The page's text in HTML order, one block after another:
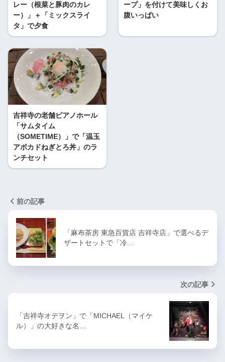
レー（根菜と豚肉のカレ
ー）」＋「ミックスライ
タ」で夕食
ープ」を付けて美味しくお
腹いっぱい
吉祥寺の老舗ピアノホール
「サムタイム
（SOMETIME）」で「温玉
アボカドねぎとろ丼」のラ
ンチセット
前の記事
「麻布茶房 東急百貨店 吉祥寺店」で選べるデ
ザートセットで「冷…
次の記事
「吉祥寺オデヲン」で「MICHAEL（マイケ
ル）」の大好きな名…